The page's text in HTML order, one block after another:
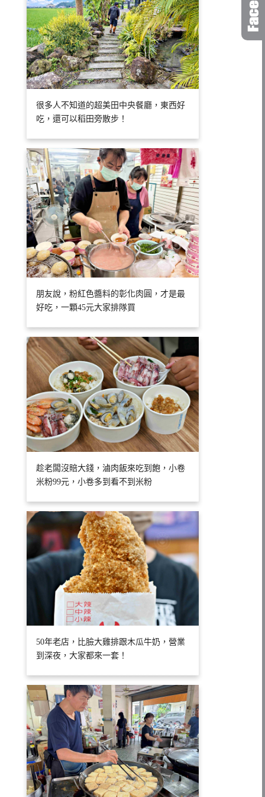
很多人不知道的超美田中央餐廳，東西好
吃，還可以稻田旁散步！
朋友說，粉紅色醬料的彰化肉圓，才是最
好吃，一顆45元大家排隊買
趁老闆沒賠大錢，滷肉飯來吃到飽，小卷
米粉99元，小卷多到看不到米粉
50年老店，比臉大雞排跟木瓜牛奶，營業
到深夜，大家都來一套！